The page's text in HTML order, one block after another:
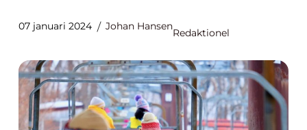
07 januari 2024 Johan Hansen
Redaktionel